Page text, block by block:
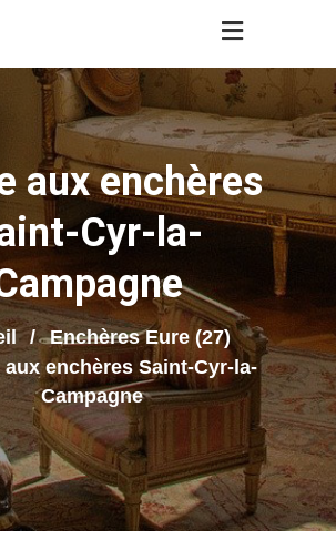
aux enchères
Cyr-la-
Enchères Eure (27)
aux enchères Saint-Cyr-la-
Campagne